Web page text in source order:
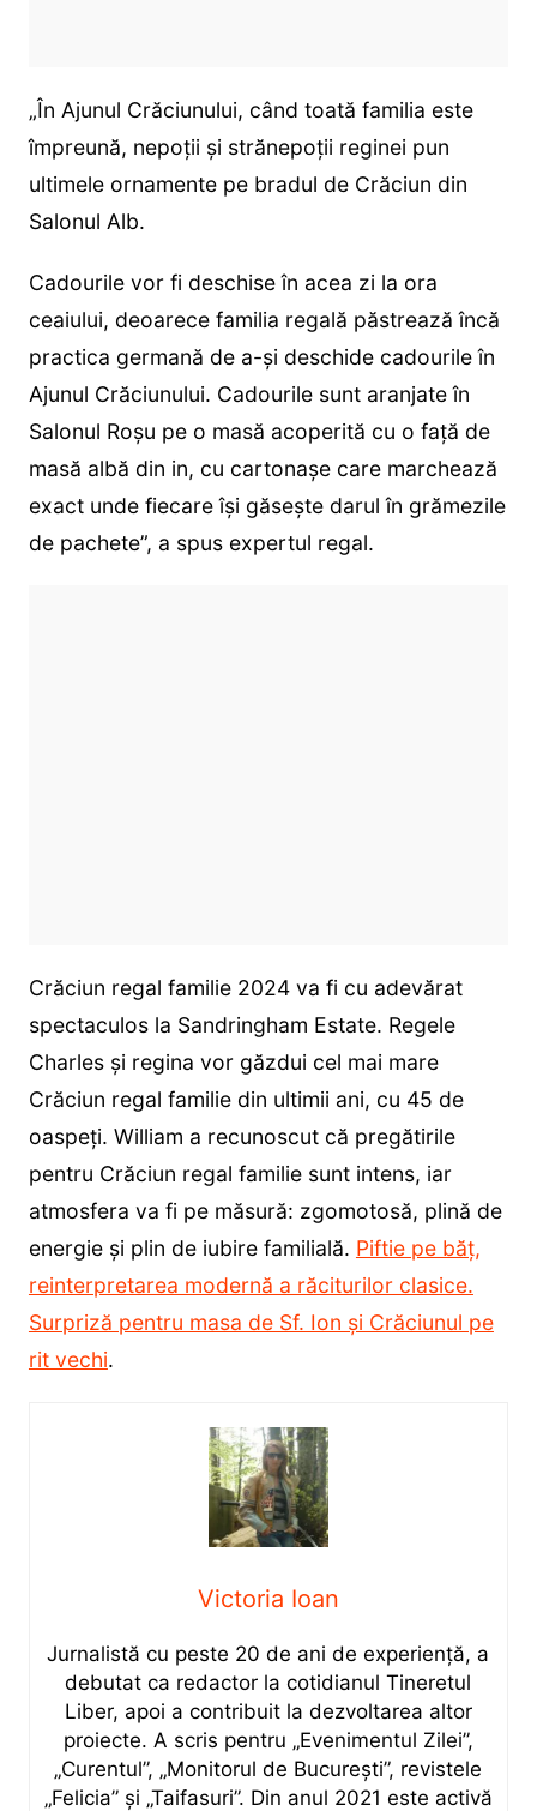
„În Ajunul Crăciunului, când toată familia este
împreună, nepoții și strănepoții reginei pun
ultimele ornamente pe bradul de Crăciun din
Salonul Alb.
Cadourile vor fi deschise în acea zi la ora
ceaiului, deoarece familia regală păstrează încă
practica germană de a-și deschide cadourile în
Ajunul Crăciunului. Cadourile sunt aranjate în
Salonul Roșu pe o masă acoperită cu o față de
masă albă din in, cu cartonașe care marchează
exact unde fiecare își găsește darul în grămezile
de pachete”, a spus expertul regal.
Crăciun regal familie 2024 va fi cu adevărat
spectaculos la Sandringham Estate. Regele
Charles și regina vor găzdui cel mai mare
Crăciun regal familie din ultimii ani, cu 45 de
oaspeți. William a recunoscut că pregătirile
pentru Crăciun regal familie sunt intens, iar
atmosfera va fi pe măsură: zgomotosă, plină de
energie și plin de iubire familială. Piftie pe băț,
reinterpretarea modernă a răciturilor clasice.
Surpriză pentru masa de Sf. Ion și Crăciunul pe
rit vechi.
Victoria Ioan
Jurnalistă cu peste 20 de ani de experiență, a
debutat ca redactor la cotidianul Tineretul
Liber, apoi a contribuit la dezvoltarea altor
proiecte. A scris pentru „Evenimentul Zilei”,
„Curentul”, „Monitorul de București”, revistele
„Felicia” și „Taifasuri”. Din anul 2021 este activă